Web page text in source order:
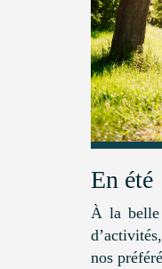
En été
À la belle
nos